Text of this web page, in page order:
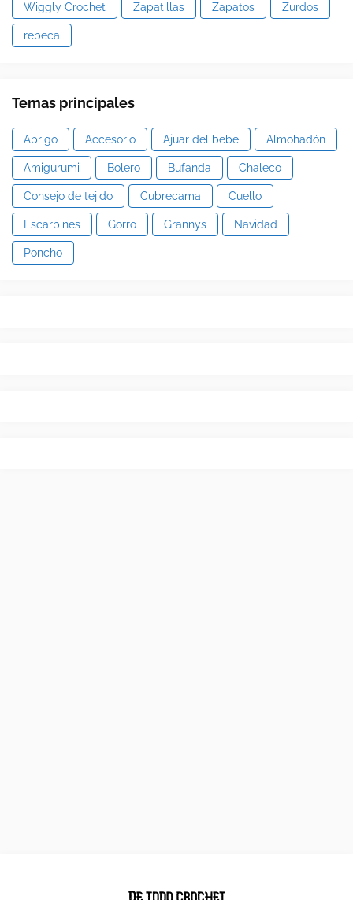
Wiggly Crochet Zapatillas Zapatos Zurdos
rebeca
Temas principales
Abrigo Accesorio Ajuar del bebe Almohadón
Amigurumi Bolero Bufanda Chaleco
Consejo de tejido Cubrecama Cuello
Escarpines Gorro Grannys Navidad
Poncho